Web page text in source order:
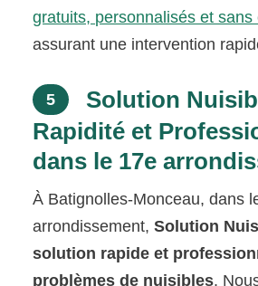
gratuits, personnalisés et sans
assurant une intervention
5
Solution
Rapidité et
dans le 17e
À Batignolles-Monceau, dans
arrondissement,Solution
solution rapide et
problèmes de nuisibles.